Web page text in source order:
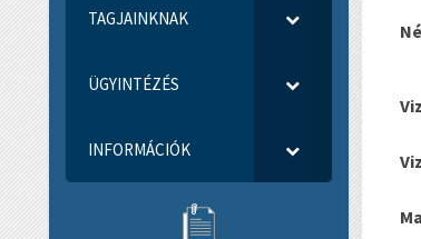
TAGJAINKNAK
ÜGYINTÉZÉS
INFORMÁCIÓK